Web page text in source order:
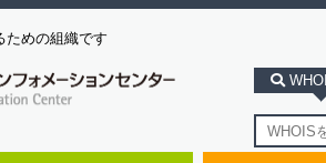
ための組織です